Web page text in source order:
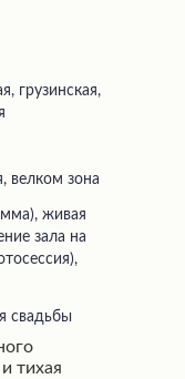
грузинская,
велком зона
зала на
свадьбы
тихая